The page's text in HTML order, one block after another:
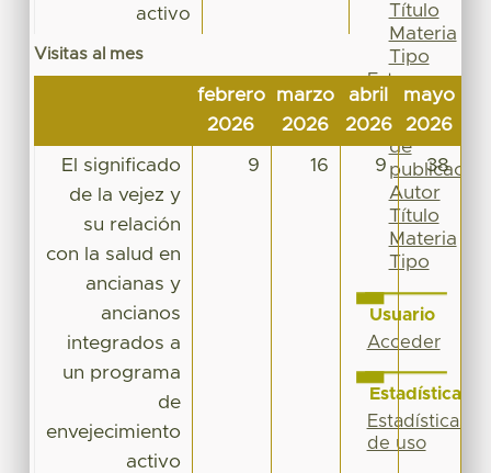
activo
Visitas al mes
febrero
2026
marzo
2026
abril
2026
mayo
2026
El significado
de la vejez y
su relación
con la salud en
ancianas y
ancianos
integrados a
un programa
de
envejecimiento
activo
9 16 9 38
Título
Materia
Tipo
Esta
colección
Fecha
de
publicación
Autor
Título
Materia
Tipo
Usuario
Acceder
Estadísticas
Estadísticas
de uso